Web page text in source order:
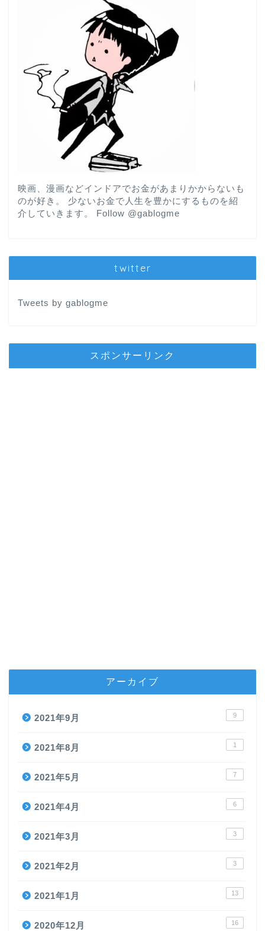
映画、漫画などインドアでお金があまりかからないも
のが好き。 少ないお金で人生を豊かにするものを紹
介していきます。 Follow @gablogme
twitter
Tweets by gablogme
スポンサーリンク
アーカイブ
2021年9月 9
2021年8月 1
2021年5月 7
2021年4月 6
2021年3月 3
2021年2月 3
2021年1月 13
2020年12月 16